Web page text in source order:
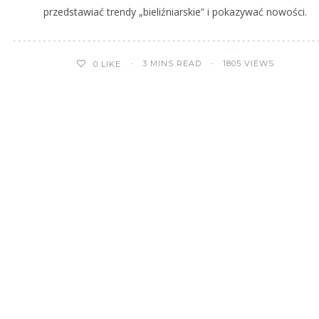
przedstawiać trendy „bieliźniarskie” i pokazywać nowości.
0 LIKE 3 MINS READ 1805 VIEWS